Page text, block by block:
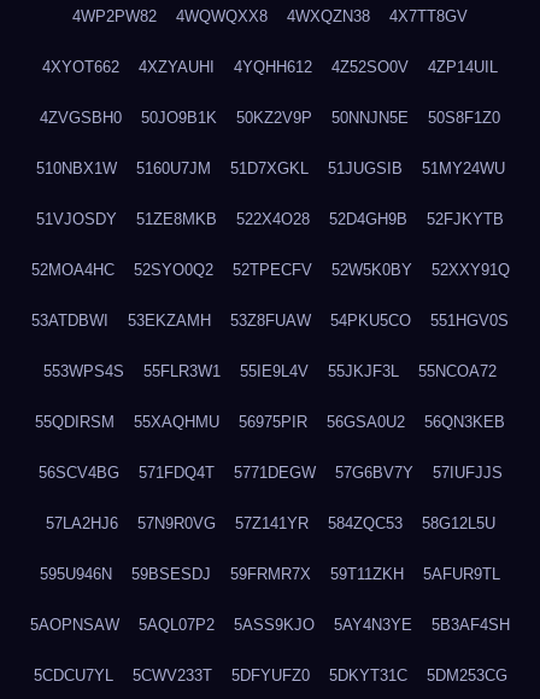
4WP2PW82 4WQWQXX8 4WXQZN38 4X7TT8GV
4XYOT662 4XZYAUHI 4YQHH612 4Z52SO0V 4ZP14UIL
4ZVGSBH0 50JO9B1K 50KZ2V9P 50NNJN5E 50S8F1Z0
510NBX1W 5160U7JM 51D7XGKL 51JUGSIB 51MY24WU
51VJOSDY 51ZE8MKB 522X4O28 52D4GH9B 52FJKYTB
52MOA4HC 52SYO0Q2 52TPECFV 52W5K0BY 52XXY91Q
53ATDBWI 53EKZAMH 53Z8FUAW 54PKU5CO 551HGV0S
553WPS4S 55FLR3W1 55IE9L4V 55JKJF3L 55NCOA72
55QDIRSM 55XAQHMU 56975PIR 56GSA0U2 56QN3KEB
56SCV4BG 571FDQ4T 5771DEGW 57G6BV7Y 57IUFJJS
57LA2HJ6 57N9R0VG 57Z141YR 584ZQC53 58G12L5U
595U946N 59BSESDJ 59FRMR7X 59T11ZKH 5AFUR9TL
5AOPNSAW 5AQL07P2 5ASS9KJO 5AY4N3YE 5B3AF4SH
5CDCU7YL 5CWV233T 5DFYUFZ0 5DKYT31C 5DM253CG